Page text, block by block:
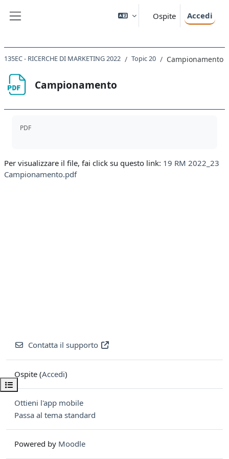
Ospite Accedi
Apri indice del corso
135EC - RICERCHE DI MARKETING 2022 Topic 20 Campionamento
Campionamento
PDF
Per visualizzare il file, fai click su questo link: 19 RM 2022_23
Campionamento.pdf
Contatta il supporto
Ospite (Accedi)
Ottieni l'app mobile
Passa al tema standard
Powered by Moodle